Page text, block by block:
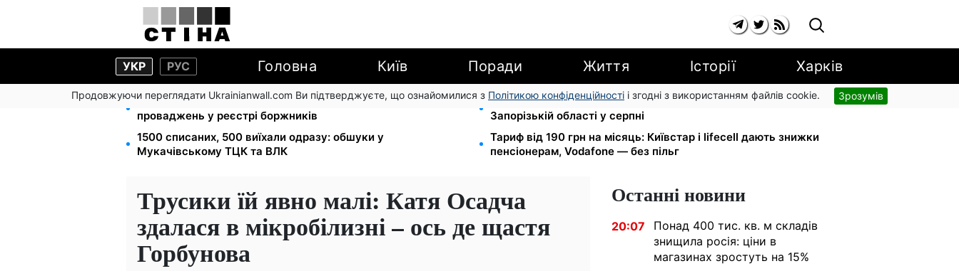
УКР РУС Головна Київ Поради Життя Історії Харків
Продовжуючи переглядати Ukrainianwall.com Ви підтверджуєте, що ознайомилися з Політикою конфіденційності і згодні з використанням файлів cookie. Зрозумів
113 млрд грн заборгували українці за комуналку: 830 тисяч
проваджень у реєстрі боржників
1-2 набори гігієни на сім'ю: UNICEF роздає допомогу в
Запорізькій області у серпні
1500 списаних, 500 виїхали одразу: обшуки у
Мукачівському ТЦК та ВЛК
Тариф від 190 грн на місяць: Київстар і lifecell дають знижки
пенсіонерам, Vodafone — без пільг
Трусики їй явно малі: Катя Осадча
здалася в мікробілизні – ось де щастя
Горбунова
Останні новини
20:07
Понад 400 тис. кв. м складів
знищила росія: ціни в
магазинах зростуть на 15%